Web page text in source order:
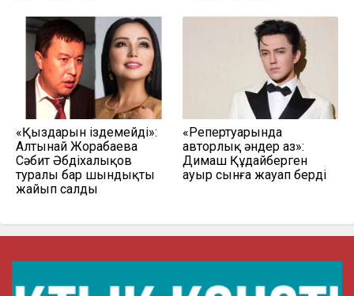
«Қыздарын іздемейді»:
Алтынай Жорабаева
Сәбит Әбдіхалықов
туралы бар шындықты
жайып салды
«Репертуарында
авторлық әндер аз»:
Димаш Құдайберген
ауыр сынға жауап берді